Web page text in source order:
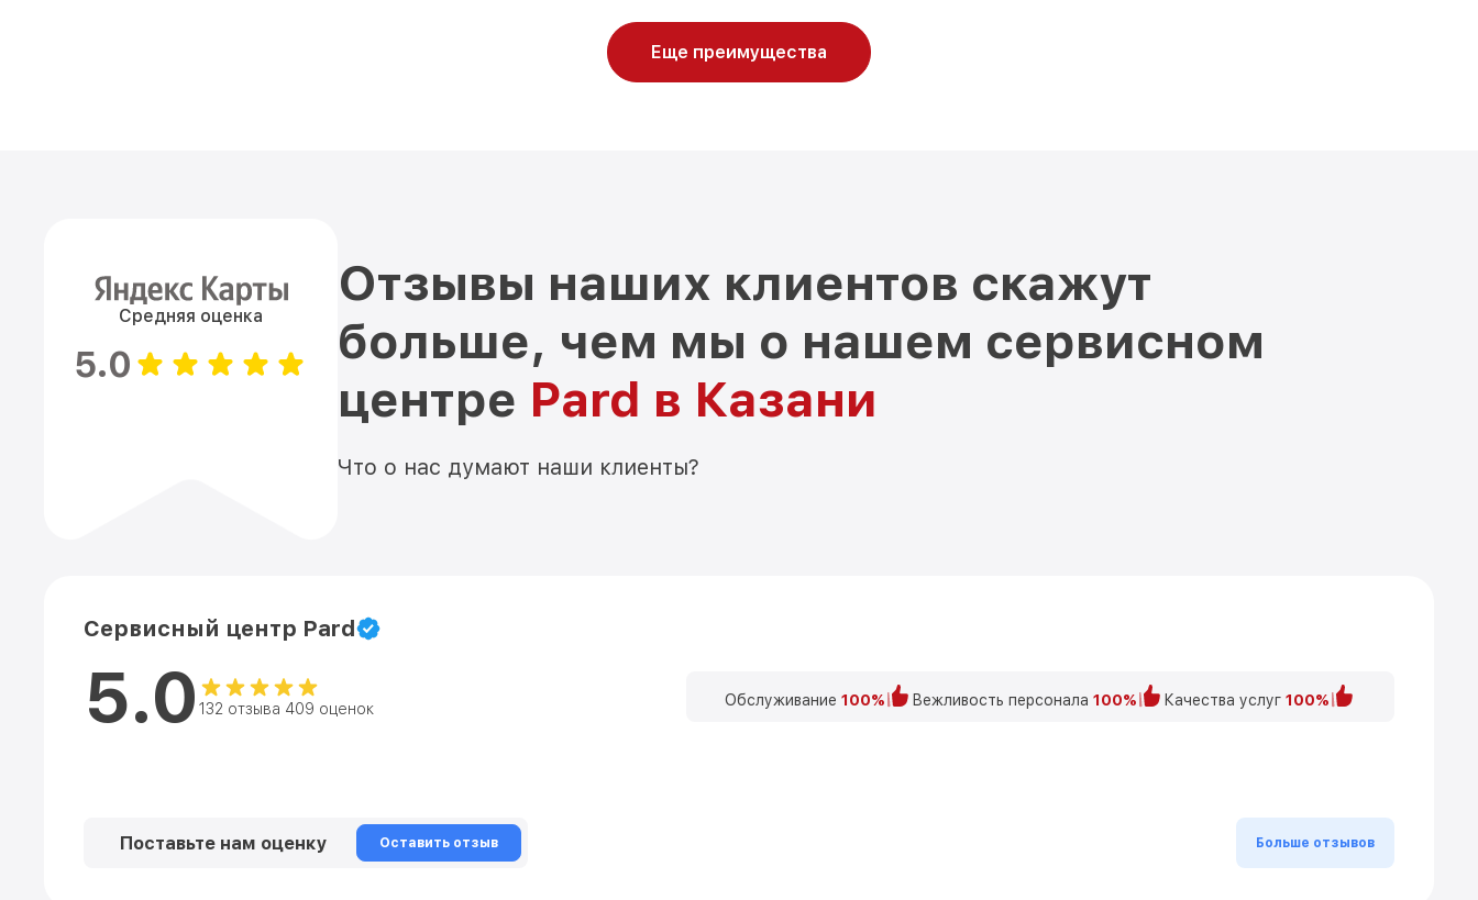
Еще преимущества
Средняя оценка
5.0
Отзывы наших клиентов скажут
больше, чем мы о нашем сервисном
центре Pard в Казани
Что о нас думают наши клиенты?
Сервисный центр Pard
5.0 132 отзыва 409 оценок Обслуживание 100% Вежливость персонала 100% Качества услуг 100%
Поставьте нам оценку Оставить отзыв Больше отзывов